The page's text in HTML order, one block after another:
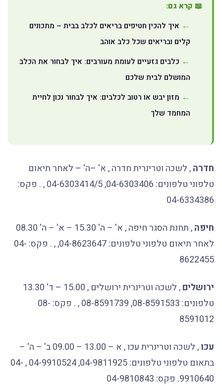
📖 קרא גם:
איך להכין חטיפים בריאים לכלב בבית – מתכונים
קלים ובריאים שכל כלב אוהב
כלבים גזעיים לעומת מעורבים: איך לבחור את הכלב
המושלם לבית שלכם
מזון יבש או רטוב לכלבים: איך לבחור נכון לחיית
המחמד שלך
חדרה, לשכה וטרינרית חדרה , א' –ה' – לאחר תיאום
טלפוני טלפונים: 04-6303406, 04-6303414/5 , . פקס:
04-6334386
חיפה
, תחנת הסגר חיפה , א' – ה' 15.30 – א' – ה' 08.30
לאחר תיאום טלפוני טלפונים: 04-8623647, , . פקס: 04-
8622455
ירושלים
, לשכה וטרינרית ירושלים , 15.00 – ד' 13.30
טלפונים: 08-8591533, 08-8591739 , . פקס: 08-
8591012
עכו
, לשכה וטרינרית עכו , א – 13.00 – 09.00 ב' – ה' –
בתאום טלפוני טלפונים: 04-9811925, 04-9910524 , 04-
9910640. פקס: 04-9810843